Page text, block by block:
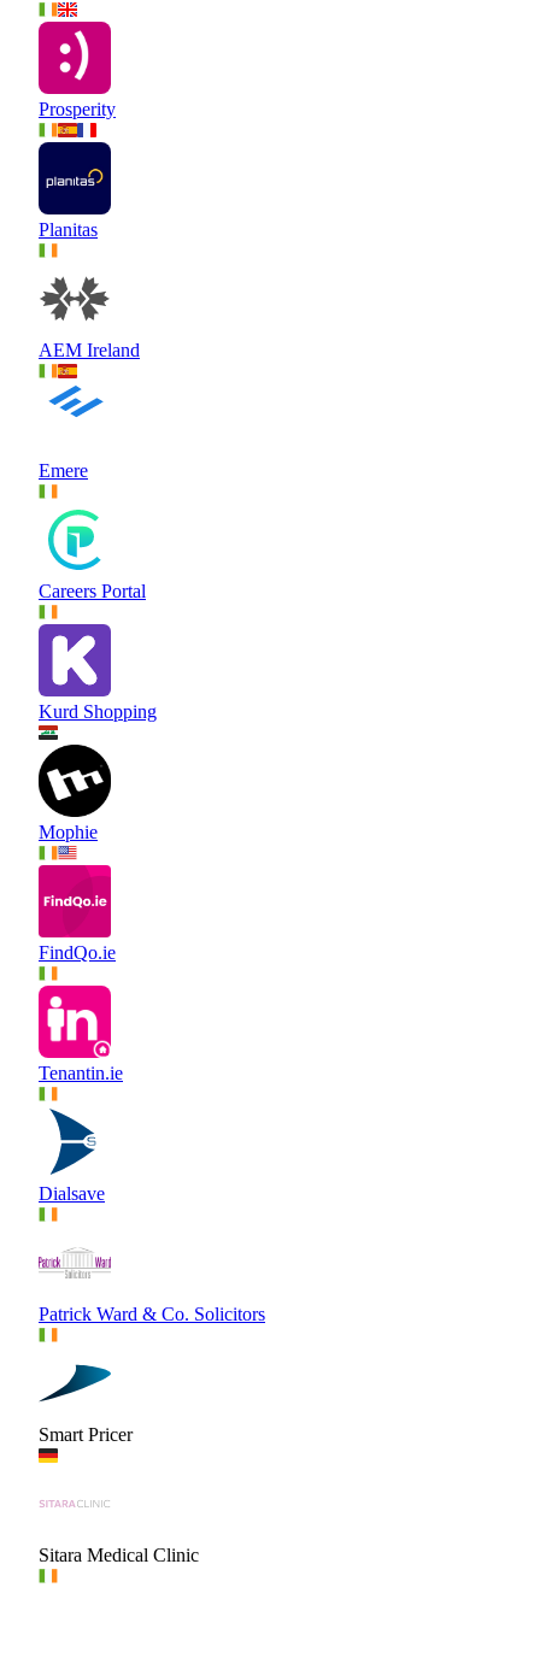
Prosperity
Planitas
AEM Ireland
Emere
Careers Portal
Kurd Shopping
Mophie
FindQo.ie
Tenantin.ie
Dialsave
Patrick Ward & Co. Solicitors
Smart Pricer
Sitara Medical Clinic